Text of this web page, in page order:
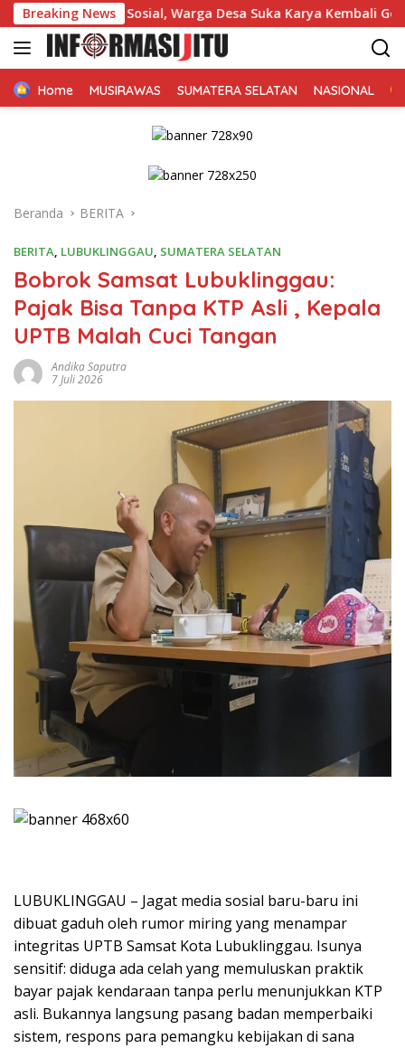
Langsung
ke
konten
Breaking News
Sosial, Warga Desa Suka Karya Kembali Gelar Gotong
Home MUSIRAWAS SUMATERA SELATAN NASIONAL
Beranda BERITA
BERITA LUBUKLINGGAU SUMATERA SELATAN
Bobrok Samsat Lubuklinggau:
Pajak Bisa Tanpa KTP Asli , Kepala
UPTB Malah Cuci Tangan
Andika Saputra
7 Juli 2026
​LUBUKLINGGAU – Jagat media sosial baru-baru ini
dibuat gaduh oleh rumor miring yang menampar
integritas UPTB Samsat Kota Lubuklinggau. Isunya
sensitif: diduga ada celah yang memuluskan praktik
bayar pajak kendaraan tanpa perlu menunjukkan KTP
asli. Bukannya langsung pasang badan memperbaiki
sistem, respons para pemangku kebijakan di sana